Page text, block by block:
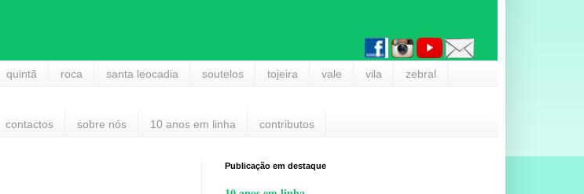
quintã roca santa leocadia soutelos tojeira vale vila zebral
contactos sobre nós 10 anos em linha contributos
Publicação em destaque